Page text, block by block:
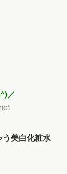
／
う美白化粧水